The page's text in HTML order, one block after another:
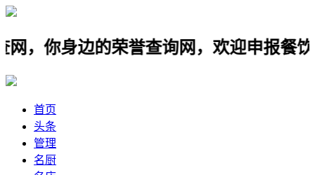
边的荣誉查询网，欢迎申报餐饮名店
首页
头条
管理
名厨